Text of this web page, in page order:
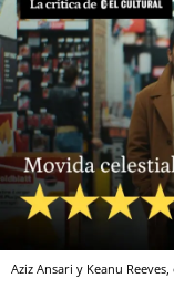
Aziz Ansari y Keanu